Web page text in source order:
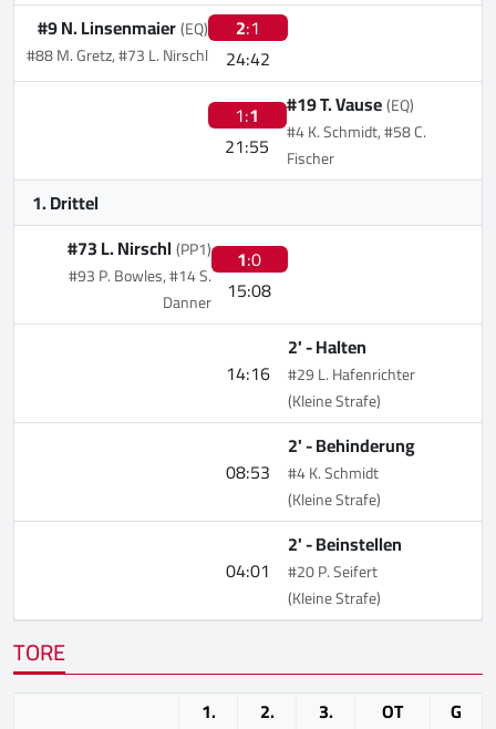
2:1
24:42
#9 N. Linsenmaier(EQ)
#88 M. Gretz, #73 L. Nirschl
1:1
21:55
#19 T. Vause(EQ)
#4 K. Schmidt, #58 C.
Fischer
1. Drittel
1:0
15:08
#73 L. Nirschl(PP1)
#93 P. Bowles, #14 S.
Danner
14:16
2' -Halten
#29 L. Hafenrichter
(Kleine Strafe)
08:53
2' -Behinderung
#4 K. Schmidt
(Kleine Strafe)
04:01
2' -Beinstellen
#20 P. Seifert
(Kleine Strafe)
TORE
1. 2. 3. OT
G